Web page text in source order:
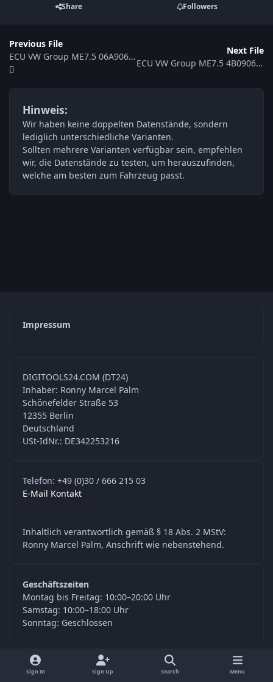
Share Followers
Previous File
ECU VW Group ME7.5 06A906032AH 354722
Next File
ECU VW Group ME7.5 4B0906018R 0261206539 354735
Hinweis:
Wir haben keine doppelten Datenstände, sondern
lediglich unterschiedliche Varianten.
Sollten mehrere Varianten verfügbar sein, empfehlen
wir, die Datenstände zu testen, um herauszufinden,
welche am besten zum Fahrzeug passt.
Impressum
DIGITOOLS24.COM (DT24)
Inhaber: Ronny Marcel Palm
Schönefelder Straße 53
12355 Berlin
Deutschland
USt-IdNr.: DE342253216
Telefon: +49 (0)30 / 666 215 03
E-Mail Kontakt
Inhaltlich verantwortlich gemäß § 18 Abs. 2 MStV:
Ronny Marcel Palm, Anschrift wie nebenstehend.
Geschäftszeiten
Montag bis Freitag: 10:00–20:00 Uhr
Samstag: 10:00–18:00 Uhr
Sonntag: Geschlossen
f
Sign In Sign Up Search Menu